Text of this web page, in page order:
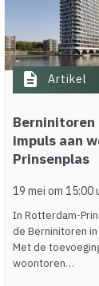
description Artikel
impuls aan
Prinsenplas
19 mei om 15:00
In Rotterdam-
de Berninitoren
Met de
woontoren…